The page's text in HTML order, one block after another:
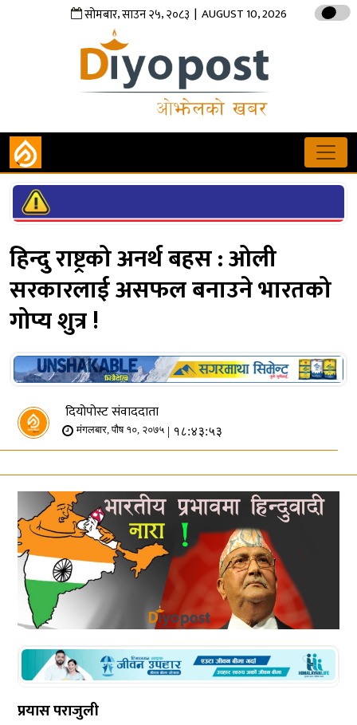
सोमबार,साउन२५,२०८३ | AUGUST 10, 2026
हिन्दु राष्ट्रको अनर्थ बहस : ओली
सरकारलाई असफल बनाउने भारतको
गोप्य शुत्र !
दियोपोस्ट संवाददाता
मंगलबार, पौष १०, २०७५ | १८:४३:५३
प्रयास पराजुली